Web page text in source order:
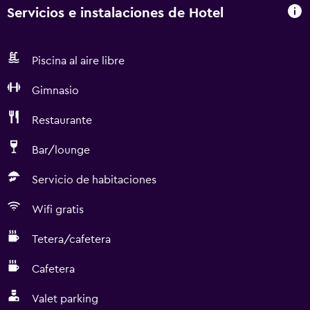
Servicios e instalaciones de Hotel
Piscina al aire libre
Gimnasio
Restaurante
Bar/lounge
Servicio de habitaciones
Wifi gratis
Tetera/cafetera
Cafetera
Valet parking